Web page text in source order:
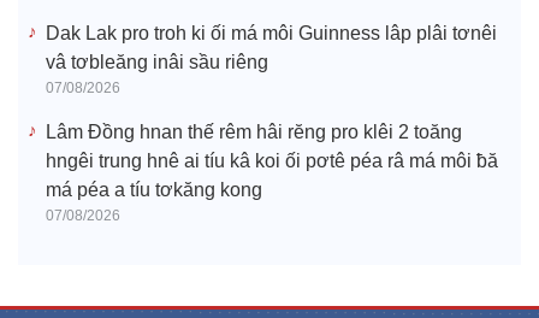
Dak Lak pro troh ki ối má môi Guinness lâp plâi tơnêi
vâ tơbleăng inâi sầu riêng
07/08/2026
Lâm Đồng hnan thế rêm hâi rĕng pro klêi 2 toăng
hngêi trung hnê ai tíu kâ koi ối pơtê péa râ má môi ƀă
má péa a tíu tơkăng kong
07/08/2026